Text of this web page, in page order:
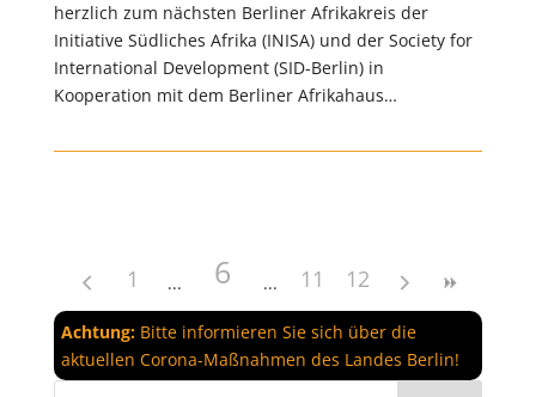
herzlich zum nächsten Berliner Afrikakreis der
Initiative Südliches Afrika (INISA) und der Society for
International Development (SID-Berlin) in
Kooperation mit dem Berliner Afrikahaus…
1 6 11 12
Achtung:Bitte informieren Sie sich über die
aktuellen Corona-Maßnahmen des Landes Berlin!